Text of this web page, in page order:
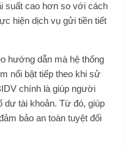
suất cao hơn so với cách
hiện dịch vụ gửi tiền tiết
hướng dẫn mà hệ thống
nổi bật tiếp theo khi sử
chính là giúp người
dư tài khoản. Từ đó, giúp
bảo an toàn tuyệt đối